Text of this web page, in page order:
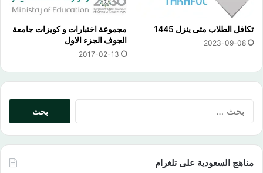
تكافل الطلاب متى ينزل 1445
2023-09-08
مجموعة اختبارات و كويزات جامعة
الجوف الجزء الاول
2017-02-13
مناهج السعودية على تلغرام